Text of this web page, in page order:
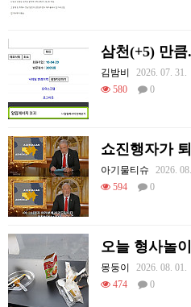
삼천(+5) 만
김밤비
2026. 07. 31.
580
0
쇼진행자가
아기물티슈
2026.
594
0
오늘 형사놀
몽둥이
2026. 08. 01.
474
0